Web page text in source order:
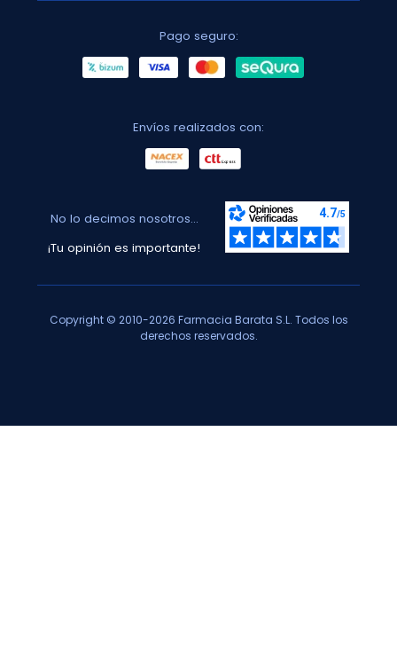
Pago seguro:
Envíos realizados con:
No lo decimos nosotros...
¡Tu opinión es importante!
Copyright © 2010-2026 Farmacia Barata S.L. Todos los
derechos reservados.